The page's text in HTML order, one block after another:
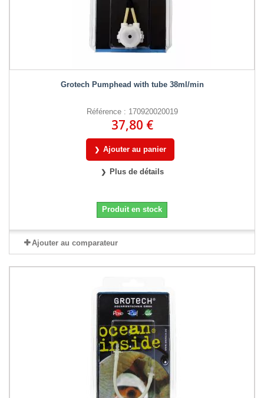
Grotech Pumphead with tube 38ml/min
Référence : 170920020019
37,80 €
Ajouter au panier
Plus de détails
Produit en stock
Ajouter au comparateur